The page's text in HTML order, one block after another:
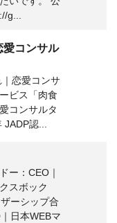
g...
愛コンサル
恋愛コンサ
ビス「肉食
コンサルタ
認...
ー：CEO｜
スボック
ーシップ合
日本WEBマ